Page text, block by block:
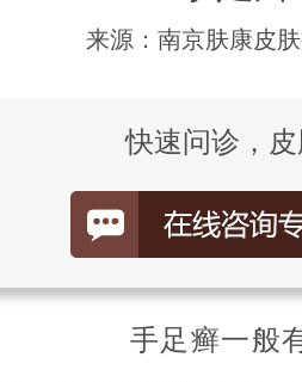
来源：南京肤康皮
快速问诊，
手足癣一般有